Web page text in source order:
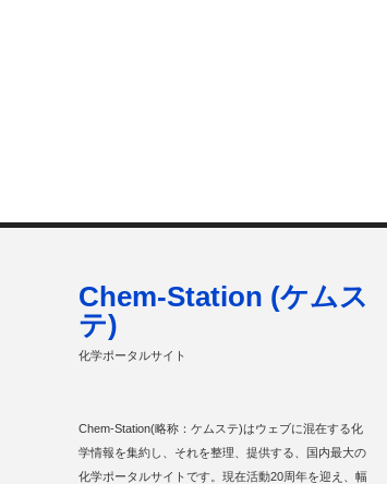
Chem-Station (ケムス
テ)
化学ポータルサイト
Chem-Station(略称：ケムステ)はウェブに混在する化
学情報を集約し、それを整理、提供する、国内最大の
化学ポータルサイトです。現在活動20周年を迎え、幅